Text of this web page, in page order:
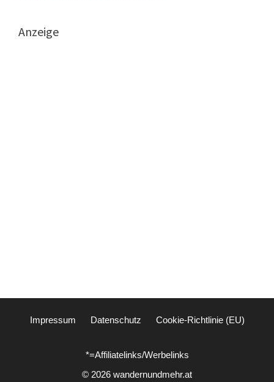
Anzeige
Impressum Datenschutz Cookie-Richtlinie (EU)
*=Affiliatelinks/Werbelinks
© 2026 wandernundmehr.at